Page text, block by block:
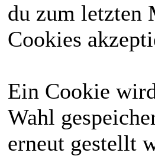
du zum letzten
Cookies
Ein Cookie
Wahl
erneut gestellt